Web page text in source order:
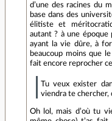
d’une des racines du
base dans des
élitiste et
autant ? à une
ayant la vie dûre, à
beaucoup moins que
fait encore reprocher
Tu veux exister
viendra te chercher,
Oh lol, mais d’où tu